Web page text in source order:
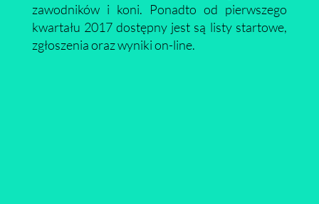
zawodników i koni. Ponadto od pierwszego
kwartału 2017 dostępny jest są listy startowe,
zgłoszenia oraz wyniki on-line.